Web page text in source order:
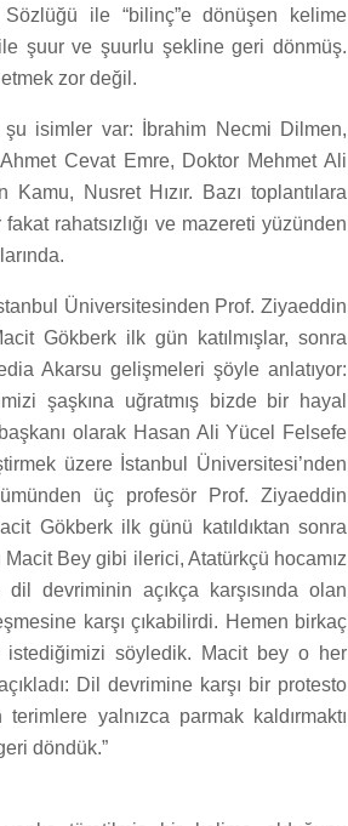
ile “bilinç”e dönüşen kelime
ile şuur ve şuurlu şekline geri dönmüş.
zor değil.
isimler var: İbrahim Necmi Dilmen,
Cevat Emre, Doktor Mehmet Ali
Nusret Hızır. Bazı toplantılara
rahatsızlığı ve mazereti yüzünden
Üniversitesinden Prof. Ziyaeddin
Gökberk ilk gün katılmışlar, sonra
Akarsu gelişmeleri şöyle anlatıyor:
şaşkına uğratmış bizde bir hayal
başkanı olarak Hasan Ali Yücel Felsefe
üzere İstanbul Üniversitesi’nden
üç profesör Prof. Ziyaeddin
Gökberk ilk günü katıldıktan sonra
Bey gibi ilerici, Atatürkçü hocamız
devriminin açıkça karşısında olan
karşı çıkabilirdi. Hemen birkaç
istediğimizi söyledik. Macit bey o her
Dil devrimine karşı bir protesto
yalnızca parmak kaldırmaktı
döndük.”